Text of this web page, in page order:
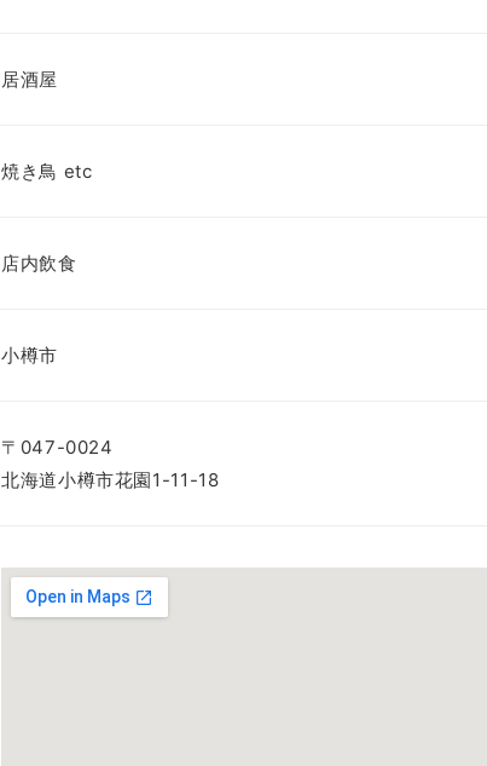
居酒屋
焼き鳥 etc
店内飲食
小樽市
〒047-0024
北海道小樽市花園1-11-18